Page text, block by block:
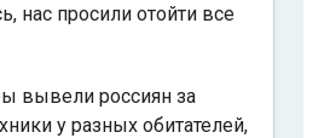
нас просили отойти все
вывели россиян за
у разных обитателей,